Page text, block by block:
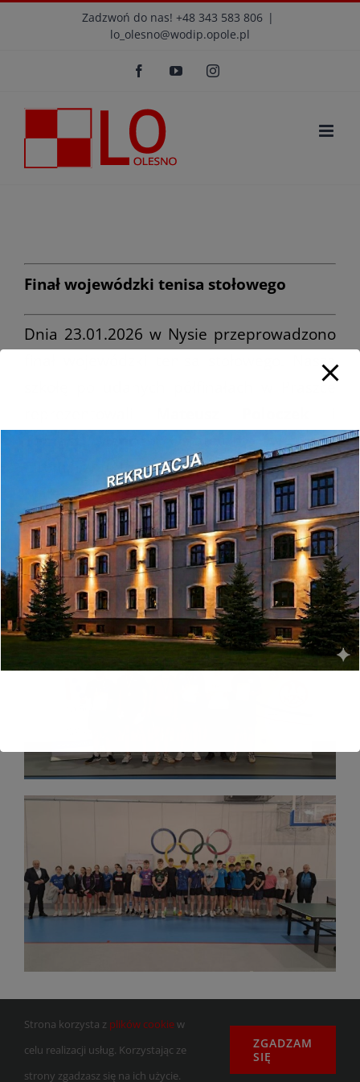
Zadzwoń do nas! +48 343 583 806 |
lo_olesno@wodip.opole.pl
FacebookYouTubeInstagram
Finał wojewódzki tenisa stołowego
Dnia 23.01.2026 w Nysie przeprowadzono
finał wojewódzki tenisa stołowego. Naszą
szkołę po udanych półfinałach w Praszce
. Ostatecznie w Nysie
Tomasz uplasował się na 5 miejscu i
Mateusz na 9 miejscu w województwie.
Gratulujemy sukcesów!
Strona korzysta z plików cookiew
celu realizacji usług. Korzystając ze
strony zgadzasz się na ich użycie.
ZGADZAM
SIĘ
modal-check